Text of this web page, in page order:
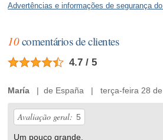
Advertências e informações de segurança
10comentários de clientes
4.7 / 5
María | de España | terça-feira 28 de
Avaliação geral: 5
Um pouco grande.